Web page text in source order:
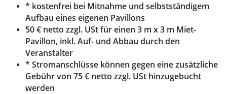
* kostenfrei bei Mitnahme und selbstständigem
Aufbau eines eigenen Pavillons
50 € netto zzgl. USt für einen 3 m x 3 m Miet-
Pavillon, inkl. Auf- und Abbau durch den
Veranstalter
* Stromanschlüsse können gegen eine zusätzliche
Gebühr von 75 € netto zzgl. USt hinzugebucht
werden